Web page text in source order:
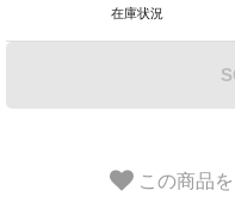
在庫状況
この商品